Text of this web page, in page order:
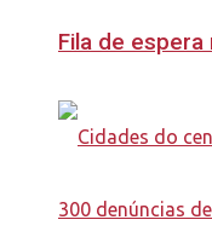
Fila de espera